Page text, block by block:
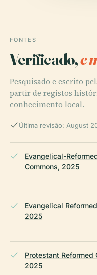
FONTES
Verificado,e
Pesquisado e escrito
partir de registos
conhecimento local.
Última revisão: August
Evangelical-
Commons, 2025
Evangelical
2025
Protestant Reformed
2025